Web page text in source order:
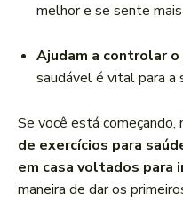
melhor e se sente
Ajudam a controlar o
saudável é vital para a
Se você está começando,
de exercícios para
em casa voltados para
maneira de dar os